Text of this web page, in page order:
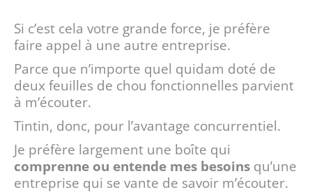
Si c’est cela votre grande force, je préfère
faire appel à une autre entreprise.
Parce que n’importe quel quidam doté de
deux feuilles de chou fonctionnelles parvient
à m’écouter.
Tintin, donc, pour l’avantage concurrentiel.
Je préfère largement une boîte qui
comprenne ou entende mes besoins qu’une
entreprise qui se vante de savoir m’écouter.